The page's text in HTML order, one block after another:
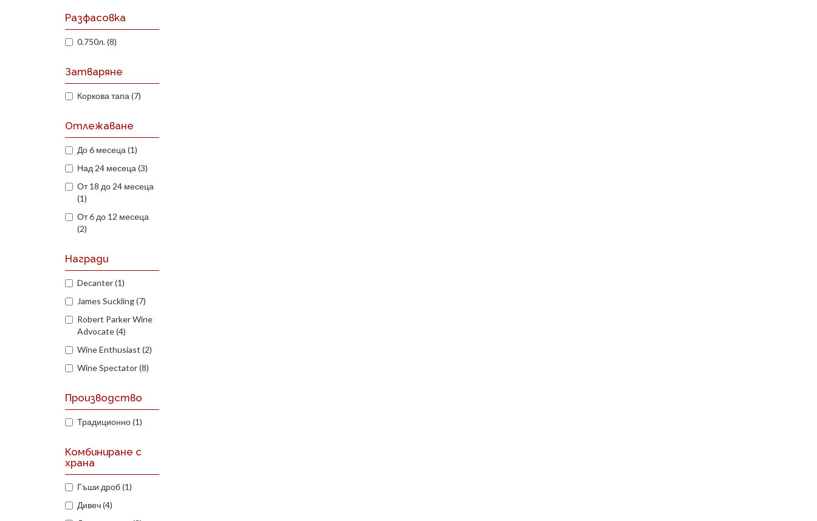
Разфасовка
0.750л. (8)
Затваряне
Коркова тапа (7)
Отлежаване
До 6 месеца (1)
Над 24 месеца (3)
От 18 до 24 месеца
(1)
От 6 до 12 месеца
(2)
Награди
Decanter (1)
James Suckling (7)
Robert Parker Wine
Advocate (4)
Wine Enthusiast (2)
Wine Spectator (8)
Производство
Традиционно (1)
Комбиниране с
храна
Гъши дроб (1)
Дивеч (4)